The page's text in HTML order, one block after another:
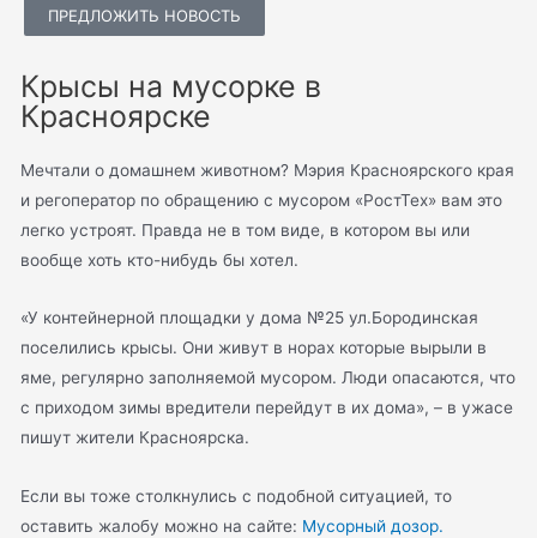
ПРЕДЛОЖИТЬ НОВОСТЬ
Крысы на мусорке в
Красноярске
Мечтали о домашнем животном? Мэрия Красноярского края
и регоператор по обращению с мусором «РостТех» вам это
легко устроят. Правда не в том виде, в котором вы или
вообще хоть кто-нибудь бы хотел.
«У контейнерной площадки у дома №25 ул.Бородинская
поселились крысы. Они живут в норах которые вырыли в
яме, регулярно заполняемой мусором. Люди опасаются, что
с приходом зимы вредители перейдут в их дома», – в ужасе
пишут жители Красноярска.
Если вы тоже столкнулись с подобной ситуацией, то
оставить жалобу можно на сайте: Мусорный дозор.